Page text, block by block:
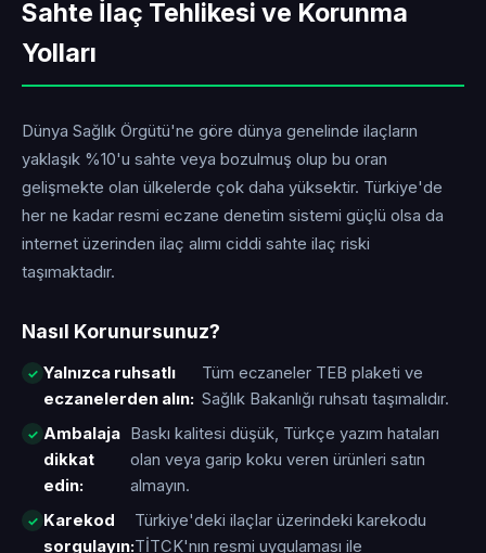
Sahte İlaç Tehlikesi ve Korunma
Yolları
Dünya Sağlık Örgütü'ne göre dünya genelinde ilaçların
yaklaşık %10'u sahte veya bozulmuş olup bu oran
gelişmekte olan ülkelerde çok daha yüksektir. Türkiye'de
her ne kadar resmi eczane denetim sistemi güçlü olsa da
internet üzerinden ilaç alımı ciddi sahte ilaç riski
taşımaktadır.
Nasıl Korunursunuz?
Yalnızca ruhsatlı
eczanelerden alın:
Tüm eczaneler TEB plaketi ve
Sağlık Bakanlığı ruhsatı taşımalıdır.
Ambalaja
dikkat
edin:
Baskı kalitesi düşük, Türkçe yazım hataları
olan veya garip koku veren ürünleri satın
almayın.
Karekod
sorgulayın:
Türkiye'deki ilaçlar üzerindeki karekodu
TİTCK'nın resmi uygulaması ile